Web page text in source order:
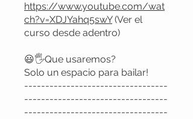
https://www.youtube.com/wat
ch?v=XDJYahq5swY(Ver el
curso desde adentro)
😃🖐Que usaremos?
Solo un espacio para bailar!
----------------------------------
----------------------------------
----------------------------------